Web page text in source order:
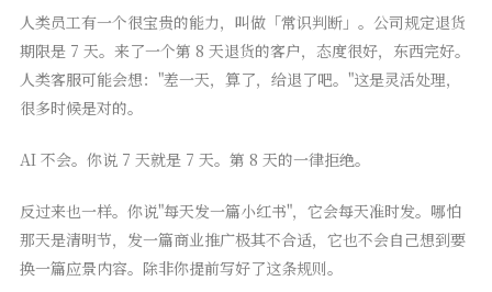
人类员工有一个很宝贵的能力，叫做「常识判断」。公司规定退货
期限是 7 天。来了一个第 8 天退货的客户，态度很好，东西完好。
人类客服可能会想："差一天，算了，给退了吧。"这是灵活处理，
很多时候是对的。
AI 不会。你说 7 天就是 7 天。第 8 天的一律拒绝。
反过来也一样。你说"每天发一篇小红书"，它会每天准时发。哪怕
那天是清明节，发一篇商业推广极其不合适，它也不会自己想到要
换一篇应景内容。除非你提前写好了这条规则。